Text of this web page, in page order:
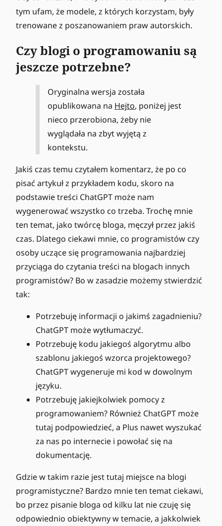
tym ufam, że modele, z których korzystam, były
trenowane z poszanowaniem praw autorskich.
Czy blogi o programowaniu są
jeszcze potrzebne?
Oryginalna wersja została
opublikowana na Hejto, poniżej jest
nieco przerobiona, żeby nie
wyglądała na zbyt wyjętą z
kontekstu.
Jakiś czas temu czytałem komentarz, że po co
pisać artykuł z przykładem kodu, skoro na
podstawie treści ChatGPT może nam
wygenerować wszystko co trzeba. Trochę mnie
ten temat, jako twórcę bloga, męczył przez jakiś
czas. Dlatego ciekawi mnie, co programistów czy
osoby uczące się programowania najbardziej
przyciąga do czytania treści na blogach innych
programistów? Bo w zasadzie możemy stwierdzić
tak:
Potrzebuję informacji o jakimś zagadnieniu?
ChatGPT może wytłumaczyć.
Potrzebuję kodu jakiegoś algorytmu albo
szablonu jakiegoś wzorca projektowego?
ChatGPT wygeneruje mi kod w dowolnym
języku.
Potrzebuję jakiejkolwiek pomocy z
programowaniem? Również ChatGPT może
tutaj podpowiedzieć, a Plus nawet wyszukać
za nas po internecie i powołać się na
dokumentację.
Gdzie w takim razie jest tutaj miejsce na blogi
programistyczne? Bardzo mnie ten temat ciekawi,
bo przez pisanie bloga od kilku lat nie czuję się
odpowiednio obiektywny w temacie, a jakkolwiek